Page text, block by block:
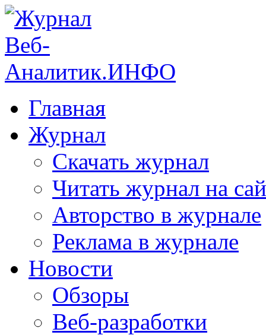
Главная
Журнал
Скачать журнал
Читать журнал на
Авторство в журнале
Реклама в журнале
Новости
Обзоры
Веб-разработки